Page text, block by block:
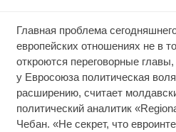
Главная проблема
европейских отношениях не в
откроются переговорные
у Евросоюза политическая
расширению, считает
политический аналитик
Чебан. «Не секрет, что